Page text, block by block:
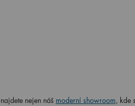
nejen náš moderní showroom, kde